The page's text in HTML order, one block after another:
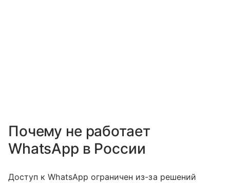
Почему не работает
WhatsApp в России
Доступ к WhatsApp ограничен из-за решений